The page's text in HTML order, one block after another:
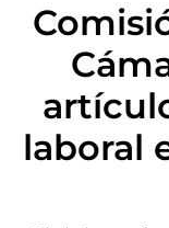
laboral